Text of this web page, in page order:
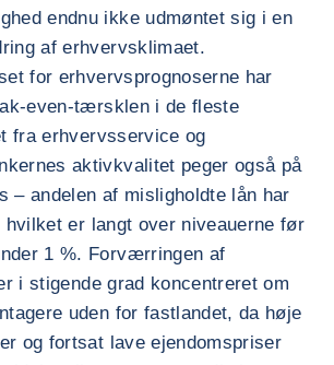
endnu ikke udmøntet sig i en
af erhvervsklimaet.
for erhvervsprognoserne har
even-tærsklen i de fleste
fra erhvervsservice og
aktivkvalitet peger også på
– andelen af misligholdte lån har
hvilket er langt over niveauerne før
1 %. Forværringen af
i stigende grad koncentreret om
uden for fastlandet, da høje
og fortsat lave ejendomspriser